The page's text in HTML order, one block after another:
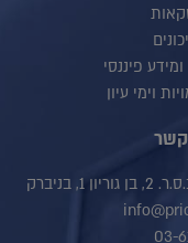
פיננסי
וימי עיון
קשר
1, בניברק
03-